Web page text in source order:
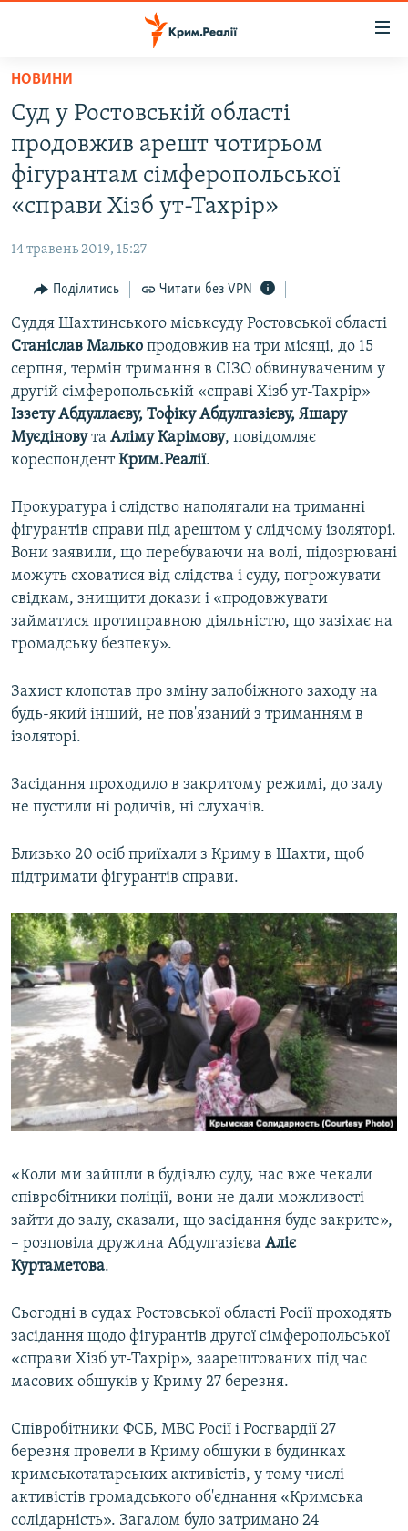
Перейти
основного
матеріалу
Перейти
до
основної
Перейти
пошуку
ВОДА.КРИМ
ВІДЕО ТА ФОТО
ПОГЛЯД
ІНТЕРВ'Ю
ВСЕ ЗА ДЕНЬ
СПЕЦПРОЕКТИ
ДЕПОРТАЦІЯ
ВІДЕОУРОКИ «ELIFBE»
СВІДЧЕННЯ ОКУПАЦІЇ
ІНФОГРАФІКА
ЯК ОБІЙТИ БЛОКУВАННЯ
Русский
Qırımtatar
ДОЛУЧАЙСЯ!
Усі сайти RFE/RL
НОВИНИ
Суд у Ростовській області
продовжив арешт чотирьом
фігурантам сімферопольської
«справи Хізб ут-Тахрір»
14 травень 2019, 15:27
Поділитись Читати без VPN
Суддя Шахтинського міськсуду Ростовської області
Станіслав Малько продовжив на три місяці, до 15
серпня, термін тримання в СІЗО обвинуваченим у
другій сімферопольській «справі Хізб ут-Тахрір»
Іззету Абдуллаєву, Тофіку Абдулгазієву, Яшару
Муєдіновута Аліму Карімову, повідомляє
кореспондентКрим.Реалії.
Прокуратура і слідство наполягали на триманні
фігурантів справи під арештом у слідчому ізоляторі.
Вони заявили, що перебуваючи на волі, підозрювані
можуть сховатися від слідства і суду, погрожувати
свідкам, знищити докази і «продовжувати
займатися протиправною діяльністю, що зазіхає на
громадську безпеку».
Захист клопотав про зміну запобіжного заходу на
будь-який інший, не пов'язаний з триманням в
ізоляторі.
Засідання проходило в закритому режимі, до залу
не пустили ні родичів, ні слухачів.
Близько 20 осіб приїхали з Криму в Шахти, щоб
підтримати фігурантів справи.
«Коли ми зайшли в будівлю суду, нас вже чекали
співробітники поліції, вони не дали можливості
зайти до залу, сказали, що засідання буде закрите»,
– розповіла дружина Абдулгазієва Аліє
Куртаметова.
Сьогодні в судах Ростовської області Росії проходять
засідання щодо фігурантів другої сімферопольської
«справи Хізб ут-Тахрір», заарештованих під час
масових обшуків у Криму 27 березня.
Співробітники ФСБ, МВС Росії і Росгвардії 27
березня провели в Криму обшуки в будинках
кримськотатарських активістів, у тому числі
активістів громадського об'єднання «Кримська
солідарність». Загалом було затримано 24